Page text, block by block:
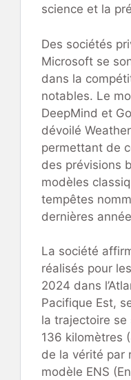
science et la
Des sociétés
Microsoft se
dans la
notables. Le
DeepMind et
dévoilé
permettant de
des prévisions
modèles
tempêtes
dernières
La société
réalisés pour
2024 dans
Pacifique Est,
la trajectoire se
136 kilomètres
de la vérité par
modèle ENS